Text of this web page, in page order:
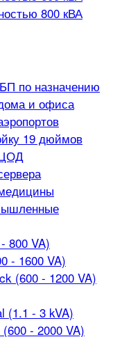
800 кВА
по назначению
и офиса
19 дюймов
800 VA)
- 1600 VA)
(600 - 1200 VA)
(1.1 - 3 kVA)
- 2000 VA)